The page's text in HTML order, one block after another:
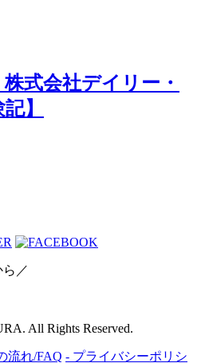
株式会社デイリー・
】
／
All Rights Reserved.
流れ/FAQ - プライバシーポリシ